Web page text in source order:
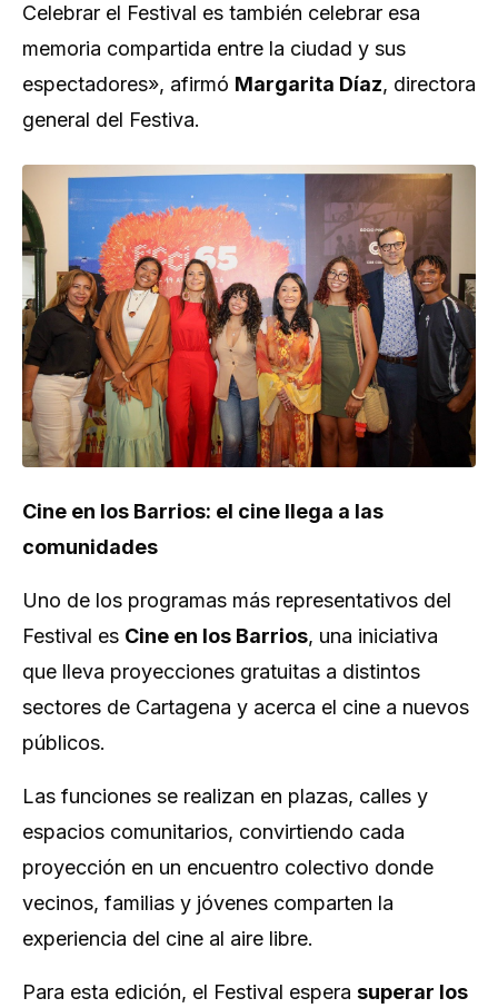
Celebrar el Festival es también celebrar esa
memoria compartida entre la ciudad y sus
espectadores», afirmó Margarita Díaz, directora
general del Festiva.
Cine en los Barrios: el cine llega a las
comunidades
Uno de los programas más representativos del
Festival es Cine en los Barrios, una iniciativa
que lleva proyecciones gratuitas a distintos
sectores de Cartagena y acerca el cine a nuevos
públicos.
Las funciones se realizan en plazas, calles y
espacios comunitarios, convirtiendo cada
proyección en un encuentro colectivo donde
vecinos, familias y jóvenes comparten la
experiencia del cine al aire libre.
Para esta edición, el Festival espera superar los